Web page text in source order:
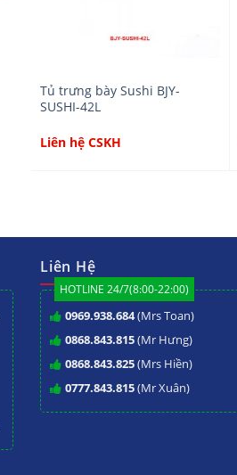
Tủ trưng bày Sushi BJY-
SUSHI-42L
Liên hệ CSKH
Liên Hệ
HOTLINE 24/7(8:00-22:00)
0969.938.684(Mrs Toan)
0868.843.815(Mr Hưng)
0868.843.825(Mrs Hiền)
0777.843.815(Mr Xuân)